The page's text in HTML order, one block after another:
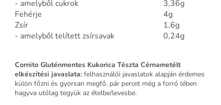
- amelyből cukrok
3,36g
Fehérje
4g
Zsír
1,6g
- amelyből telített zsírsavak
0,24g
Cornito Gluténmentes Kukorica Tészta Cérnametélt
elkészítési javaslata: felhasználói javaslatok alapján érdemes
külön főzni és gyorsan megfő, pár percet még a forró lében
hagyva utólag tegyük az ételbe/levesbe.